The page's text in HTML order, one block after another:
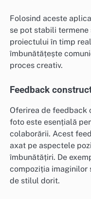
Folosind aceste
se pot stabili termene
proiectului în timp
îmbunătățește
proces creativ.
Feedback
Oferirea de feedback
foto este esențială
colaborării. Acest
axat pe aspectele
îmbunătățiri. De
compoziția imaginilor
de stilul dorit.